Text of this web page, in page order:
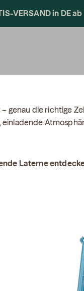
VERSAND in DE
genau die richtige
Laterne